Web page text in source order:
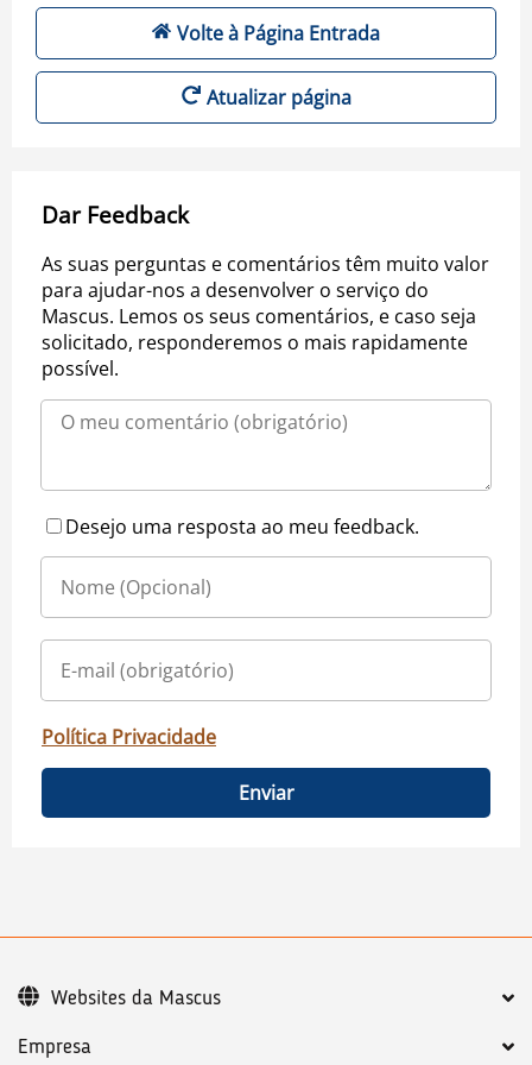
Volte à Página Entrada
Atualizar página
Dar Feedback
As suas perguntas e comentários têm muito valor
para ajudar-nos a desenvolver o serviço do
Mascus. Lemos os seus comentários, e caso seja
solicitado, responderemos o mais rapidamente
possível.
Desejo uma resposta ao meu feedback.
Política Privacidade
Enviar
Empresa
Websites da Mascus